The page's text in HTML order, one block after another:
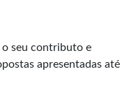
o seu contributo e
apresentadas até